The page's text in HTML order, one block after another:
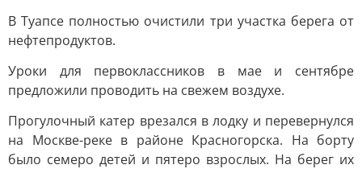
В Туапсе полностью очистили три участка берега от
нефтепродуктов.
Уроки для первоклассников в мае и сентябре
предложили проводить на свежем воздухе.
Прогулочный катер врезался в лодку и перевернулся
на Москве-реке в районе Красногорска. На борту
было семеро детей и пятеро взрослых. На берег их